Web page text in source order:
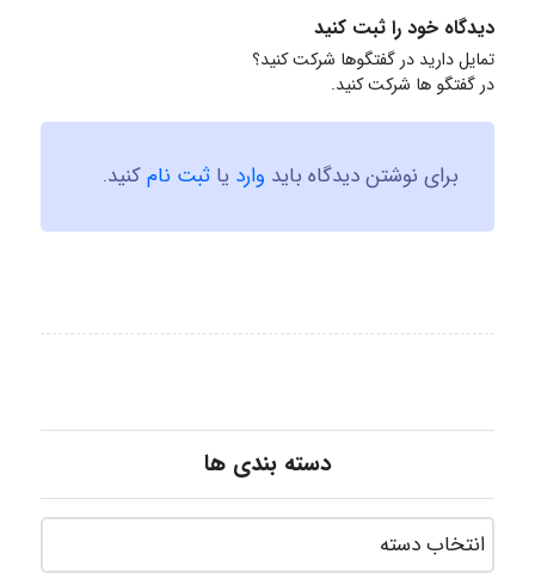
دیدگاه خود را ثبت کنید
تمایل دارید در گفتگوها شرکت کنید؟
در گفتگو ها شرکت کنید.
برای نوشتن دیدگاه باید وارد یا ثبت نامکنید.
دسته بندی ها